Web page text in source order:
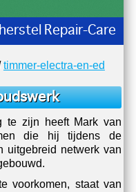
Schildersbedrijf
timmer-electra-en-ed
te zijn heeft Mark van
die hij tijdens de
uitgebreid netwerk van
voorkomen, staat van